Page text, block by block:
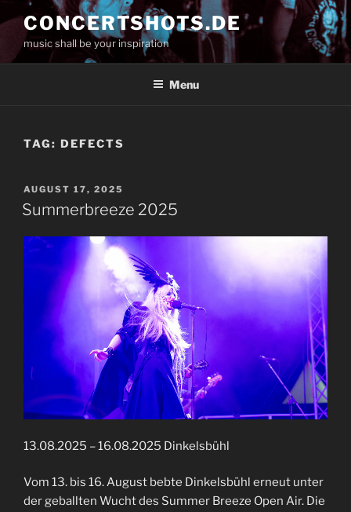
to
content
CONCERTSHOTS.DE
music shall be your inspiration
Menu
TAG: DEFECTS
POSTED
ON
AUGUST 17, 2025
Summerbreeze 2025
13.08.2025 – 16.08.2025 Dinkelsbühl
Vom 13. bis 16. August bebte Dinkelsbühl erneut unter
der geballten Wucht des Summer Breeze Open Air. Die